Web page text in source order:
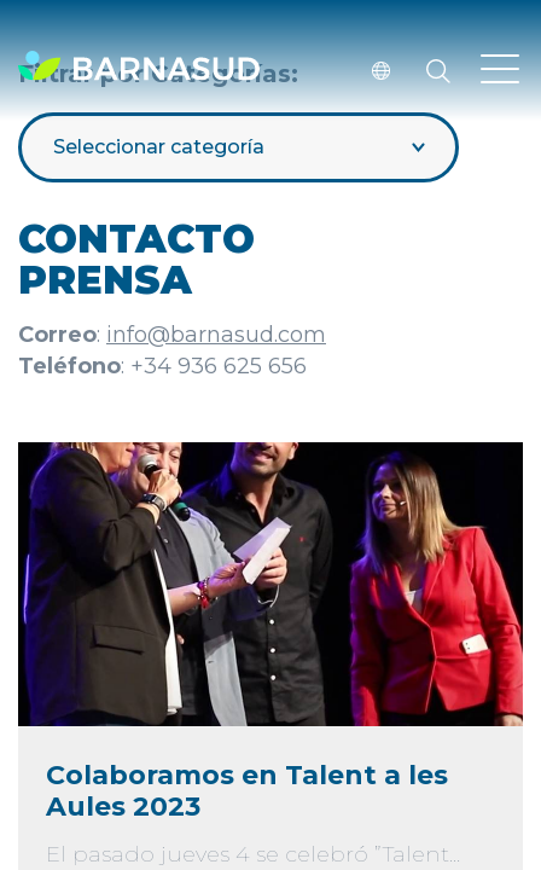
Filtrar por Categorías:
Seleccionar categoría
CONTACTO
PRENSA
Correo: info@barnasud.com
Teléfono: +34 936 625 656
Colaboramos en Talent a les
Aules 2023
El pasado jueves 4 se celebró ”Talent...